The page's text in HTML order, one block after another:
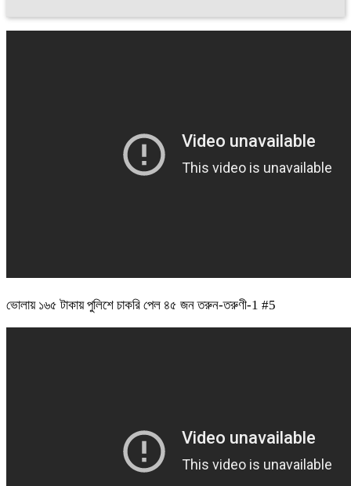
ভোলায় ১৬৫ টাকায় পুলিশে চাকরি পেল ৪৫ জন তরুন-তরুণী-1 #5